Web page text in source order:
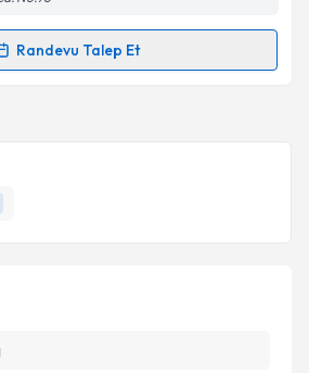
kabul ediyorum.
Randevu Talep Et
Talebi
e-posta ile bilgilendireceğiz.
ve kişisel verilerimin belirtilen